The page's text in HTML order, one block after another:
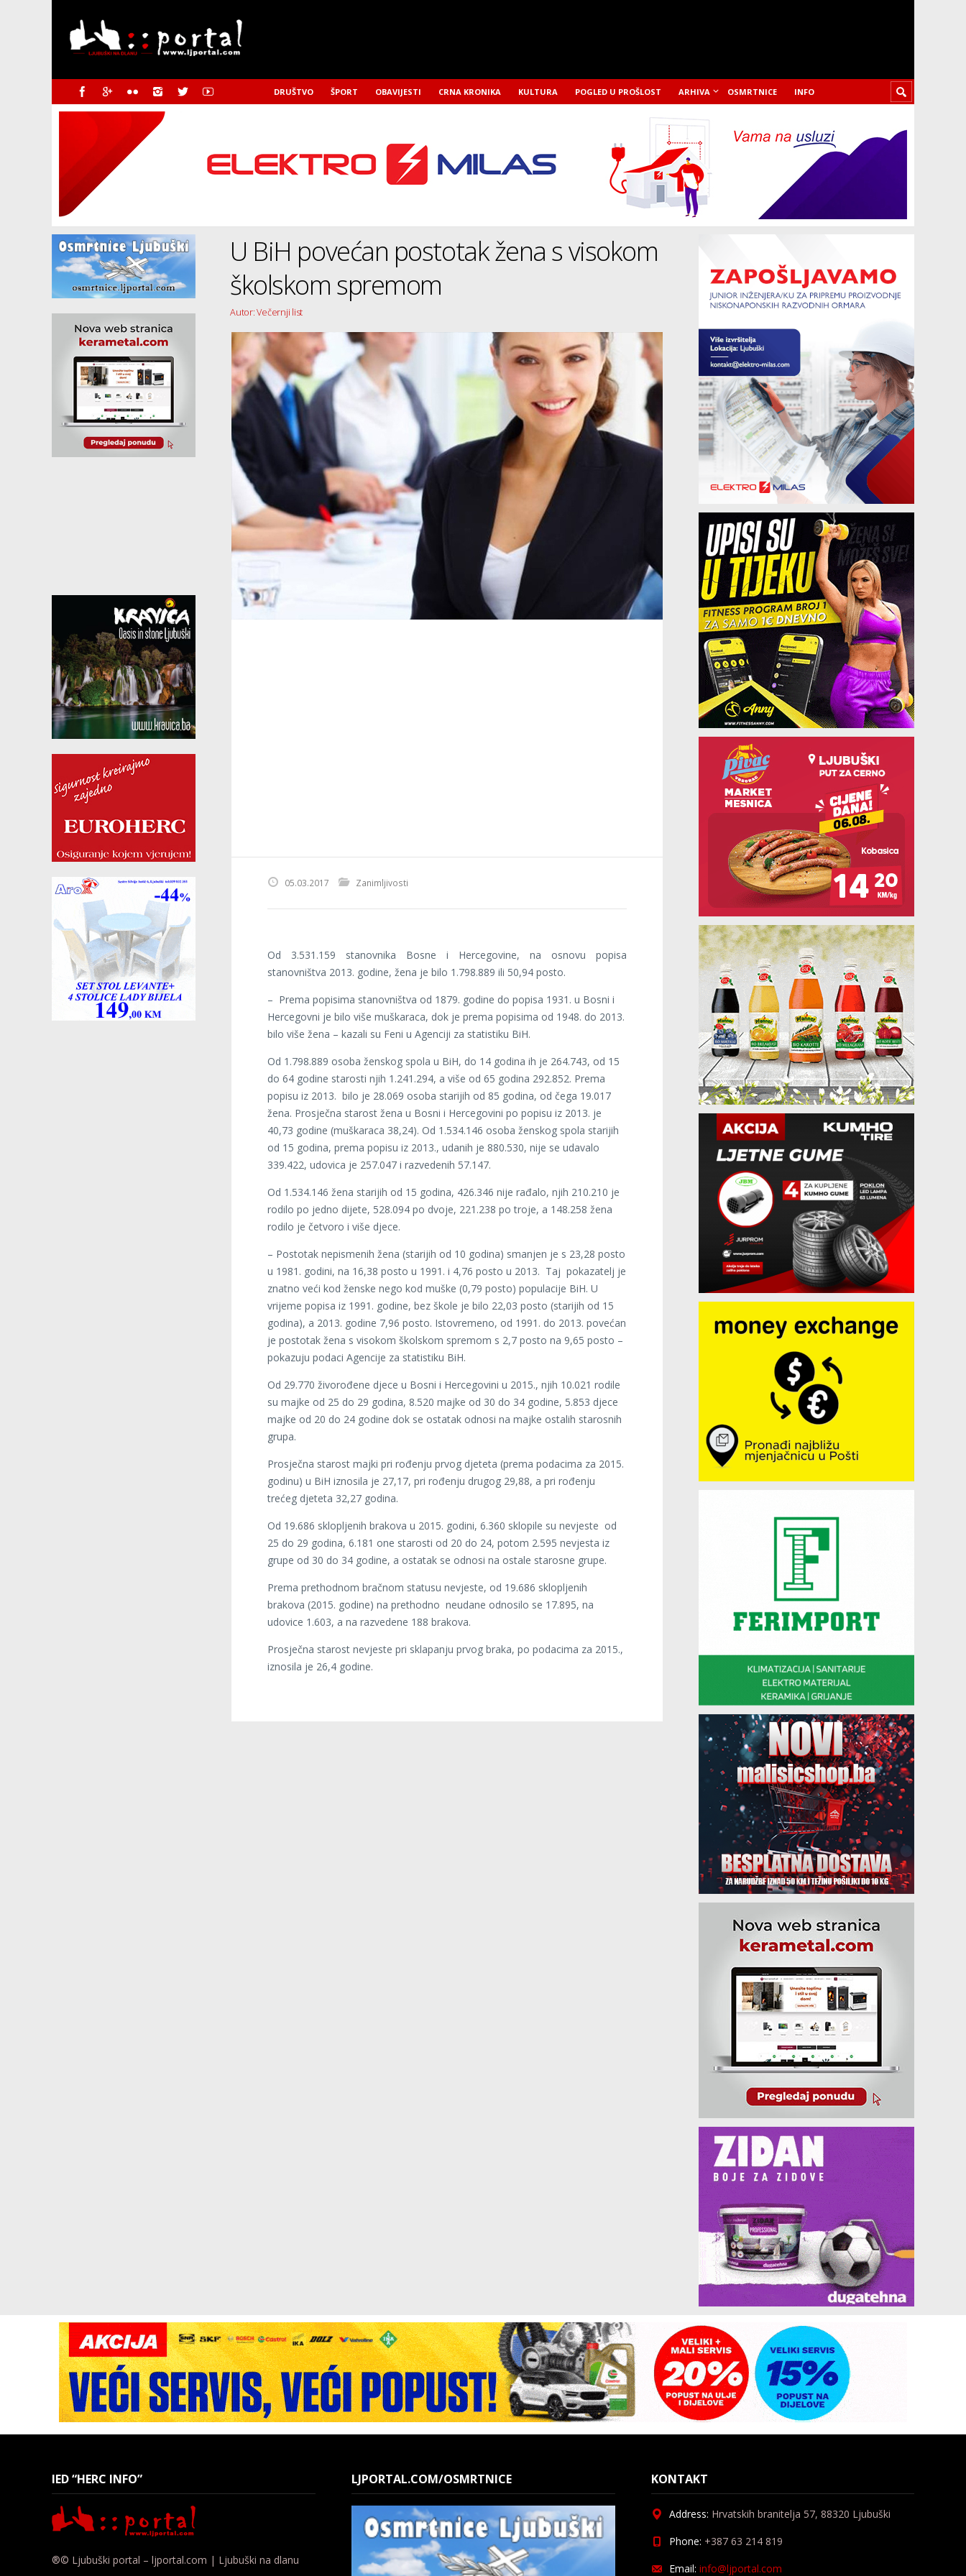
DRUŠTVO ŠPORT OBAVIJESTI CRNA KRONIKA KULTURA POGLED U PROŠLOST ARHIVA OSMRTNICE INFO
U BiH povećan postotak žena s visokom
školskom spremom
Autor: Večernji list
05.03.2017 Zanimljivosti
Od 3.531.159 stanovnika Bosne i Hercegovine, na osnovu popisa
stanovništva 2013. godine, žena je bilo 1.798.889 ili 50,94 posto.
– Prema popisima stanovništva od 1879. godine do popisa 1931. u Bosni i
Hercegovni je bilo više muškaraca, dok je prema popisima od 1948. do 2013.
bilo više žena – kazali su Feni u Agenciji za statistiku BiH.
Od 1.798.889 osoba ženskog spola u BiH, do 14 godina ih je 264.743, od 15
do 64 godine starosti njih 1.241.294, a više od 65 godina 292.852. Prema
popisu iz 2013. bilo je 28.069 osoba starijih od 85 godina, od čega 19.017
žena. Prosječna starost žena u Bosni i Hercegovini po popisu iz 2013. je
40,73 godine (muškaraca 38,24). Od 1.534.146 osoba ženskog spola starijih
od 15 godina, prema popisu iz 2013., udanih je 880.530, nije se udavalo
339.422, udovica je 257.047 i razvedenih 57.147.
Od 1.534.146 žena starijih od 15 godina, 426.346 nije rađalo, njih 210.210 je
rodilo po jedno dijete, 528.094 po dvoje, 221.238 po troje, a 148.258 žena
rodilo je četvoro i više djece.
– Postotak nepismenih žena (starijih od 10 godina) smanjen je s 23,28 posto
u 1981. godini, na 16,38 posto u 1991. i 4,76 posto u 2013. Taj pokazatelj je
znatno veći kod ženske nego kod muške (0,79 posto) populacije BiH. U
vrijeme popisa iz 1991. godine, bez škole je bilo 22,03 posto (starijih od 15
godina), a 2013. godine 7,96 posto. Istovremeno, od 1991. do 2013. povećan
je postotak žena s visokom školskom spremom s 2,7 posto na 9,65 posto –
pokazuju podaci Agencije za statistiku BiH.
Od 29.770 živorođene djece u Bosni i Hercegovini u 2015., njih 10.021 rodile
su majke od 25 do 29 godina, 8.520 majke od 30 do 34 godine, 5.853 djece
majke od 20 do 24 godine dok se ostatak odnosi na majke ostalih starosnih
grupa.
Prosječna starost majki pri rođenju prvog djeteta (prema podacima za 2015.
godinu) u BiH iznosila je 27,17, pri rođenju drugog 29,88, a pri rođenju
trećeg djeteta 32,27 godina.
Od 19.686 sklopljenih brakova u 2015. godini, 6.360 sklopile su nevjeste od
25 do 29 godina, 6.181 one starosti od 20 do 24, potom 2.595 nevjesta iz
grupe od 30 do 34 godine, a ostatak se odnosi na ostale starosne grupe.
Prema prethodnom bračnom statusu nevjeste, od 19.686 sklopljenih
brakova (2015. godine) na prethodno neudane odnosilo se 17.895, na
udovice 1.603, a na razvedene 188 brakova.
Prosječna starost nevjeste pri sklapanju prvog braka, po podacima za 2015.,
iznosila je 26,4 godine.
IED “HERC INFO”
®© Ljubuški portal – ljportal.com | Ljubuški na dlanu
LJPORTAL.COM/OSMRTNICE KONTAKT
Address: Hrvatskih branitelja 57, 88320 Ljubuški
Phone: +387 63 214 819
Email: info@ljportal.com